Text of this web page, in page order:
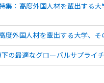
：高度外国人材を輩出する
外国人材を輩出する大学、そ
の最適なグローバルサプライチ